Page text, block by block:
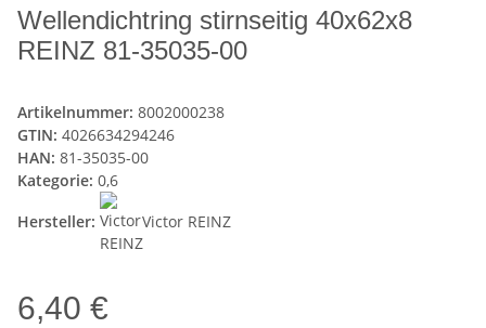
Wellendichtring stirnseitig 40x62x8
REINZ 81-35035-00
Artikelnummer: 8002000238
GTIN: 4026634294246
HAN: 81-35035-00
Kategorie: 0,6
Hersteller:
Victor REINZ
6,40 €